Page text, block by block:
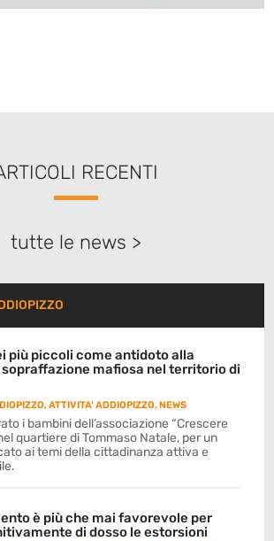
RECENTI
tutte le news >
più piccoli come antidoto alla
mafiosa nel territorio di
,ATTIVITA' ADDIOPIZZO,NEWS
i bambini dell’associazione “Crescere
quartiere di Tommaso Natale, per un
ai temi della cittadinanza attiva e
è più che mai favorevole per
di dosso le estorsioni